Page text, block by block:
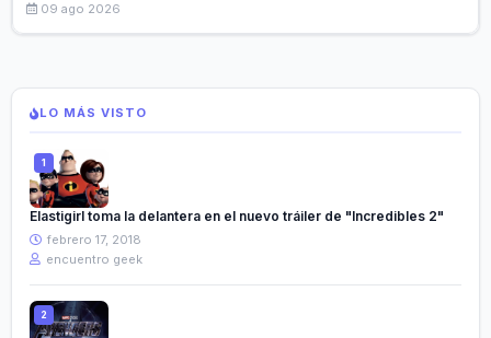
09 ago 2026
LO MÁS VISTO
Elastigirl toma la delantera en el nuevo tráiler de "Incredibles 2"
febrero 17, 2018
encuentro geek